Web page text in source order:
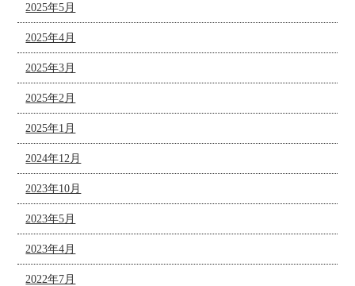
2025年5月
2025年4月
2025年3月
2025年2月
2025年1月
2024年12月
2023年10月
2023年5月
2023年4月
2022年7月